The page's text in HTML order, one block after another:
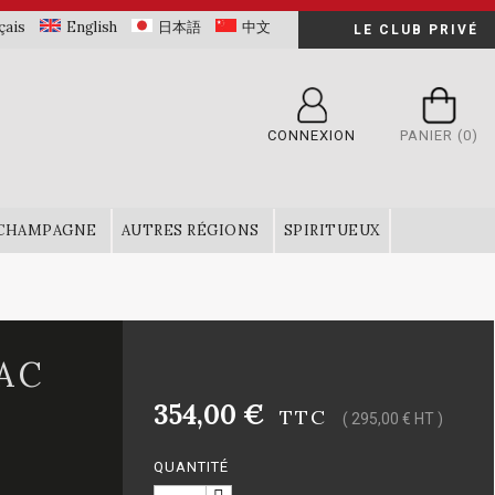
English 日本語 中文 LE CLUB PRIVÉ
CONNEXION PANIER (0)
AUTRES RÉGIONS SPIRITUEUX
354,00 € TTC ( 295,00 € HT )
QUANTITÉ